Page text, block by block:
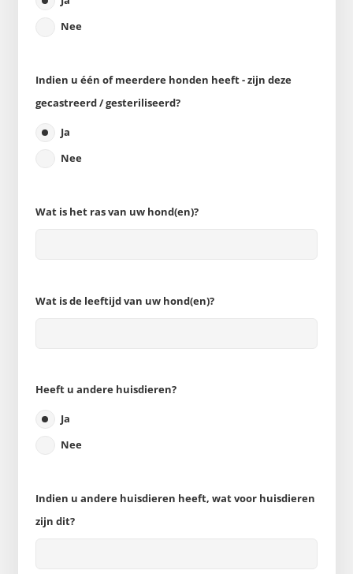
Nee
Indien u één of meerdere honden heeft - zijn deze
gecastreerd / gesteriliseerd?
Ja
Nee
Wat is het ras van uw hond(en)?
Wat is de leeftijd van uw hond(en)?
Heeft u andere huisdieren?
Ja
Nee
Indien u andere huisdieren heeft, wat voor huisdieren
zijn dit?